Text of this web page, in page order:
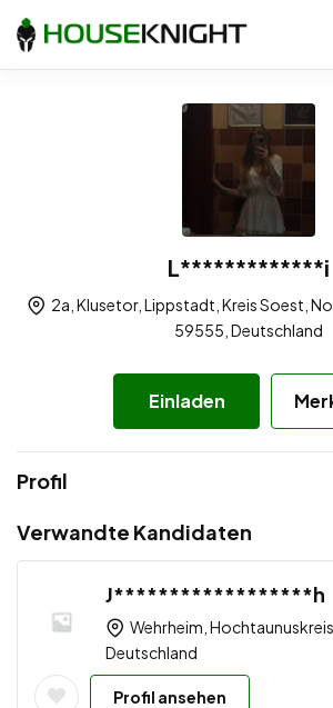
L*************i
2a, Klusetor, Lippstadt, Kreis Soest,
59555, Deutschland
Einladen
Profil
Verwandte Kandidaten
J******************h
Wehrheim,
Deutschland
Profil ansehen